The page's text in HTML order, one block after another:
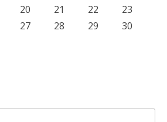
20 21 22
23
27 28 29
30